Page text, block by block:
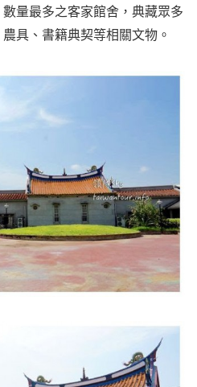
量最多之客家館舍，典藏眾多
具、書籍典契等相關文物。